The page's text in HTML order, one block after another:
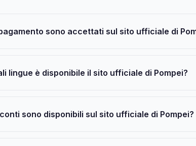
sono accettati sul sito ufficiale di
lingue è disponibile il sito ufficiale di Pompei?
sono disponibili sul sito ufficiale di Pompei?